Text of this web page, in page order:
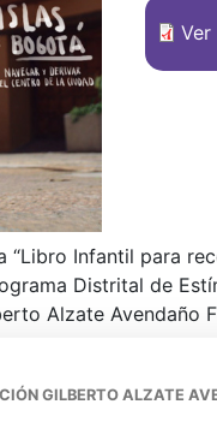
Ver
“Libro Infantil para
Distrital de
Alzate Avendaño
GILBERTO ALZATE